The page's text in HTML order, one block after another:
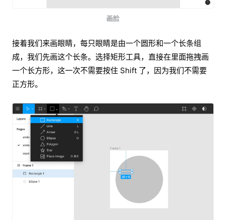
画脸
接着我们来画眼睛，每只眼睛是由一个圆形和一个长条组
成，我们先画这个长条。选择矩形工具，直接在里面拖拽画
一个长方形，这一次不需要按住 Shift 了，因为我们不需要
正方形。